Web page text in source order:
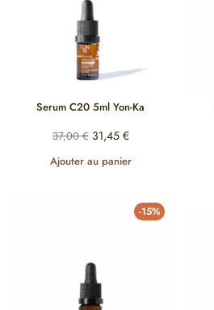
Serum C20 5ml Yon-Ka
37,00€ 31,45 €
Ajouter au panier
-15%